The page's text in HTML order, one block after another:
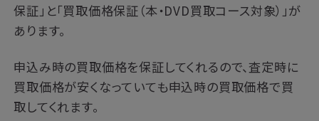
保証」と「買取価格保証（本・DVD買取コース対象）」が
あります。
申込み時の買取価格を保証してくれるので、査定時に
買取価格が安くなっていても申込時の買取価格で買
取してくれます。